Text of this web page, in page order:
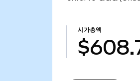
시가총액